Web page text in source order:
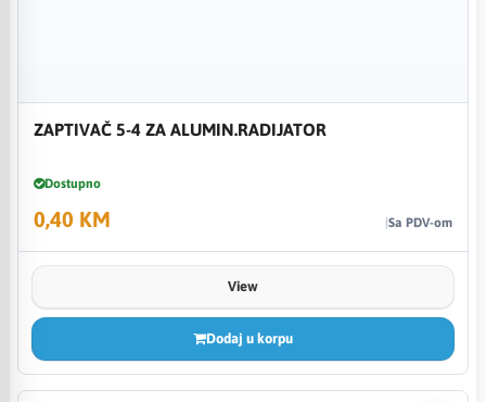
ZAPTIVAČ 5-4 ZA ALUMIN.RADIJATOR
Dostupno
0,40 KM Sa PDV-om
View
Dodaj u korpu